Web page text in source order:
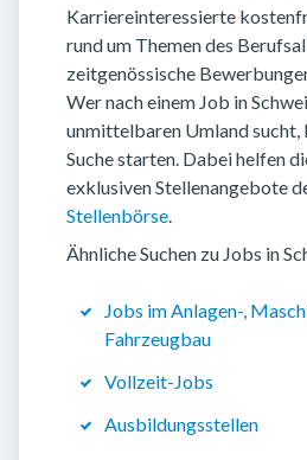
Karriereinteressierte
rund um Themen des
zeitgenössische
Wer nach einem Job in
unmittelbaren Umland
Suche starten. Dabei helfen
exklusiven Stellenangebote
Stellenbörse.
Ähnliche Suchen zu Jobs in
Jobs im Anlagen-,
Fahrzeugbau
Vollzeit-Jobs
Ausbildungsstellen